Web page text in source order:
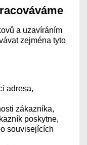
a uzavíráním
zejména tyto
adresa,
zákazníka,
poskytne,
souvisejících